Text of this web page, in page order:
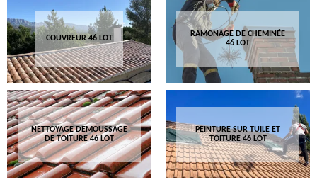
COUVREUR 46 LOT
RAMONAGE DE CHEMINÉE
46 LOT
NETTOYAGE DEMOUSSAGE
DE TOITURE 46 LOT
PEINTURE SUR TUILE ET
TOITURE 46 LOT